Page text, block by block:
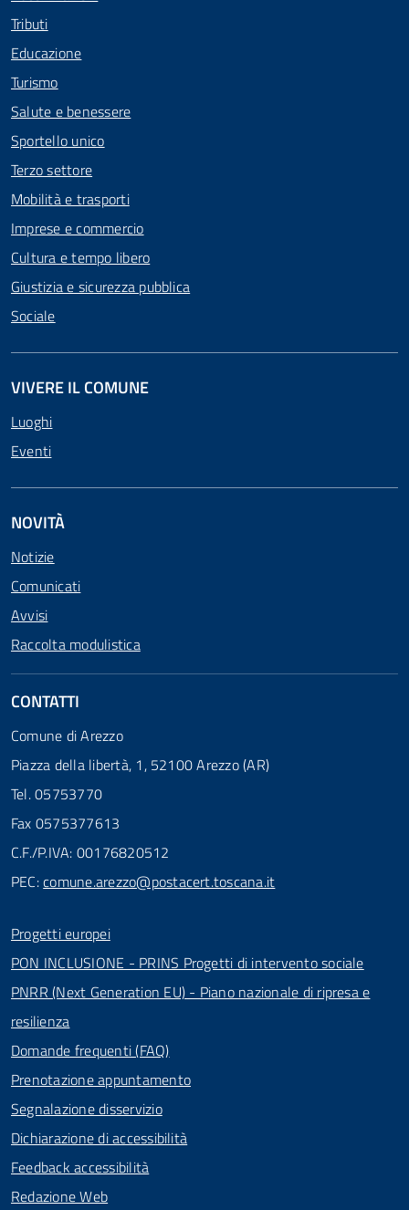
Tributi
Educazione
Turismo
Salute e benessere
Sportello unico
Terzo settore
Mobilità e trasporti
Imprese e commercio
Cultura e tempo libero
Giustizia e sicurezza pubblica
Sociale
VIVERE IL COMUNE
Luoghi
Eventi
NOVITÀ
Notizie
Comunicati
Avvisi
Raccolta modulistica
CONTATTI
Comune di Arezzo
Piazza della libertà, 1, 52100 Arezzo (AR)
Tel. 05753770
Fax 0575377613
C.F./P.IVA: 00176820512
PEC:comune.arezzo@postacert.toscana.it
Progetti europei
PON INCLUSIONE - PRINS Progetti di intervento sociale
PNRR (Next Generation EU) - Piano nazionale di ripresa e
resilienza
Domande frequenti (FAQ)
Prenotazione appuntamento
Segnalazione disservizio
Dichiarazione di accessibilità
Feedback accessibilità
Redazione Web